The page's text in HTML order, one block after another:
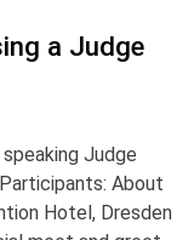
a Judge
Judge
About
Hotel, Dresden